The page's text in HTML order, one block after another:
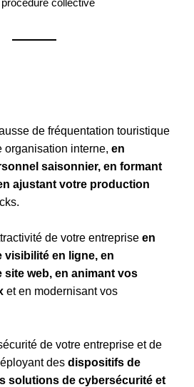
collective
de fréquentation touristique
organisation interne, en
saisonnier, en formant
ajustant votre production
de votre entreprise en
visibilité en ligne, en
web, en animant vos
et en modernisant vos
de votre entreprise et de
des dispositifs de
solutions de cybersécurité et